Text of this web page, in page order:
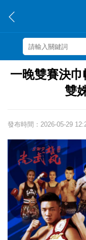
一晚雙賽決
雙
發布時間：2026-05-29